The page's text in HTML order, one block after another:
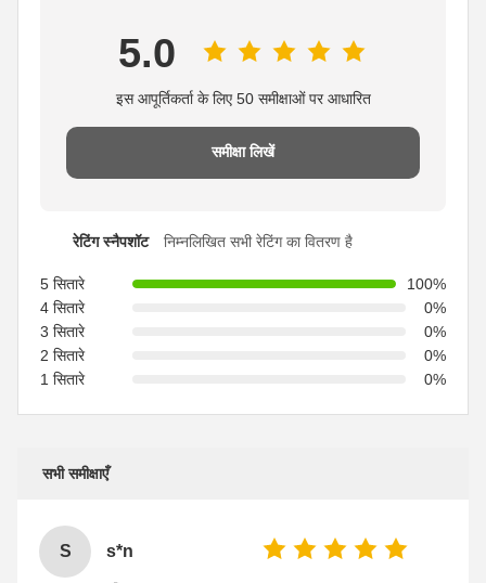
5.0
इस आपूर्तिकर्ता के लिए 50 समीक्षाओं पर आधारित
समीक्षा लिखें
रेटिंग स्नैपशॉट निम्नलिखित सभी रेटिंग का वितरण है
5 सितारे
100%
4 सितारे
0%
3 सितारे
0%
2 सितारे
0%
1 सितारे
0%
सभी समीक्षाएँ
S s*n